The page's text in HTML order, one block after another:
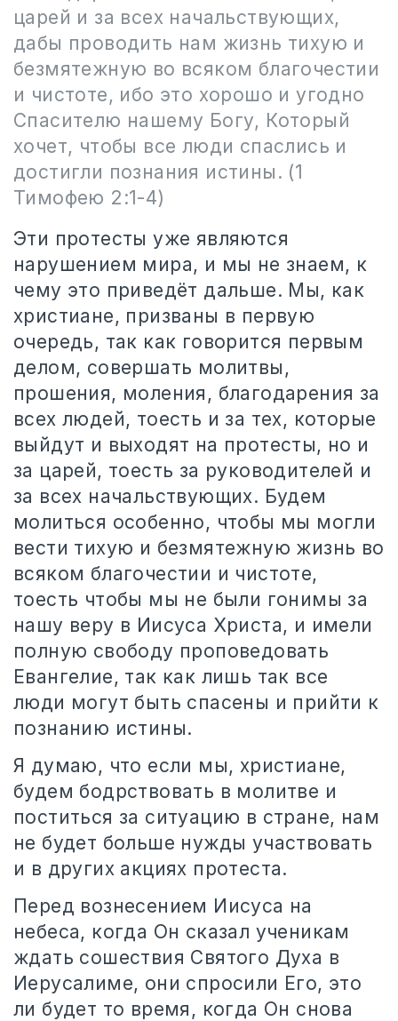
царей и за всех начальствующих,
дабы проводить нам жизнь тихую и
безмятежную во всяком благочестии
и чистоте, ибо это хорошо и угодно
Спасителю нашему Богу, Который
хочет, чтобы все люди спаслись и
достигли познания истины. (1
Тимофею 2:1-4)
Эти протесты уже являются
нарушением мира, и мы не знаем, к
чему это приведёт дальше. Мы, как
христиане, призваны в первую
очередь, так как говорится первым
делом, совершать молитвы,
прошения, моления, благодарения за
всех людей, тоесть и за тех, которые
выйдут и выходят на протесты, но и
за царей, тоесть за руководителей и
за всех начальствующих. Будем
молиться особенно, чтобы мы могли
вести тихую и безмятежную жизнь во
всяком благочестии и чистоте,
тоесть чтобы мы не были гонимы за
нашу веру в Иисуса Христа, и имели
полную свободу проповедовать
Евангелие, так как лишь так все
люди могут быть спасены и прийти к
познанию истины.
Я думаю, что если мы, христиане,
будем бодрствовать в молитве и
поститься за ситуацию в стране, нам
не будет больше нужды участвовать
и в других акциях протеста.
Перед вознесением Иисуса на
небеса, когда Он сказал ученикам
ждать сошествия Святого Духа в
Иерусалиме, они спросили Его, это
ли будет то время, когда Он снова